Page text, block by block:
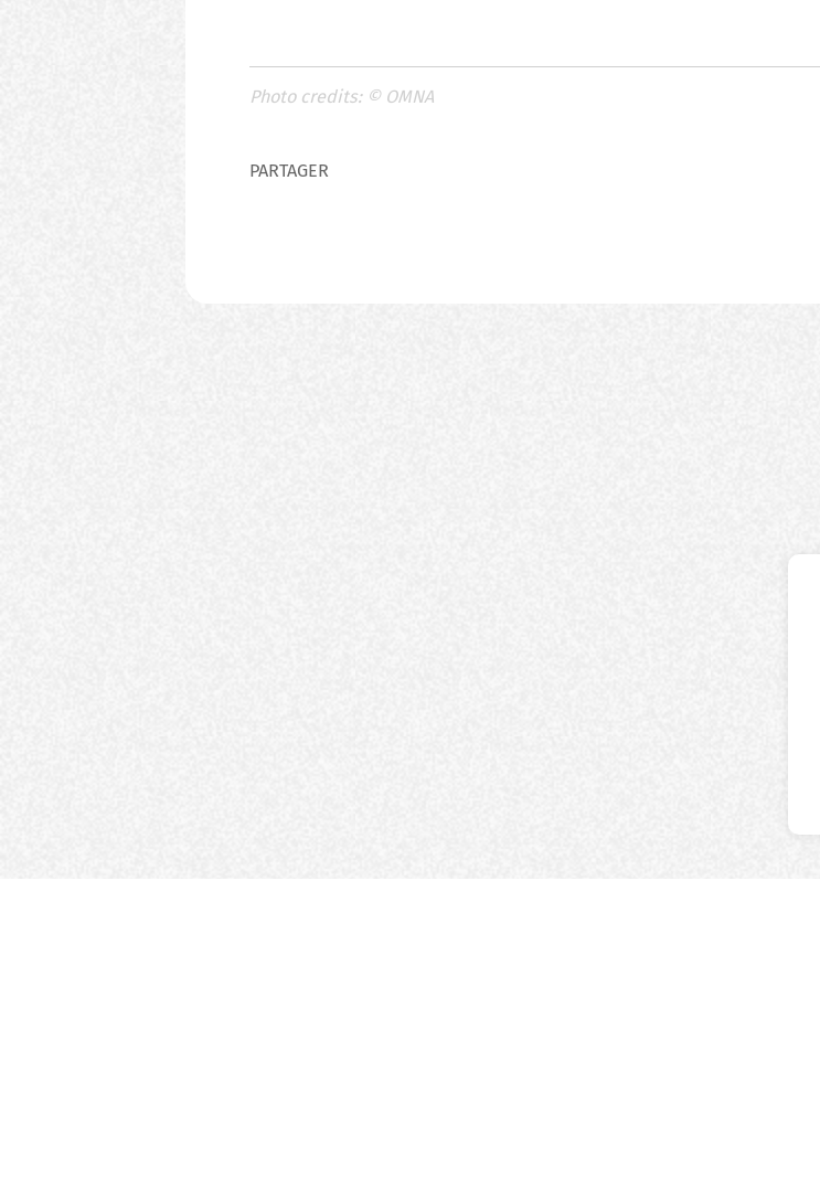
Photo credits: ©OMNA
PARTAGER